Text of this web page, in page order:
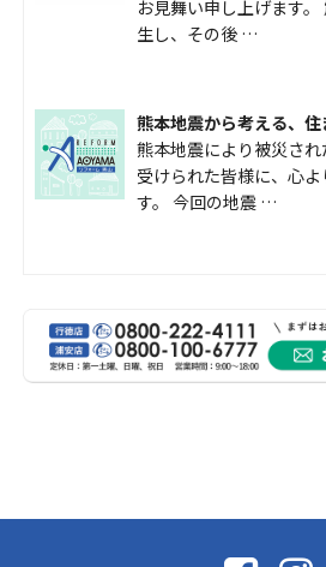
お見舞い申し上げます
生し、その後 …
熊本地震から考える、
熊本地震により被災さ
受けられた皆様に、心
す。 今回の地震 …
外壁の色あせやひび割れ
「そろそろ塗り替えが
に勧められた …